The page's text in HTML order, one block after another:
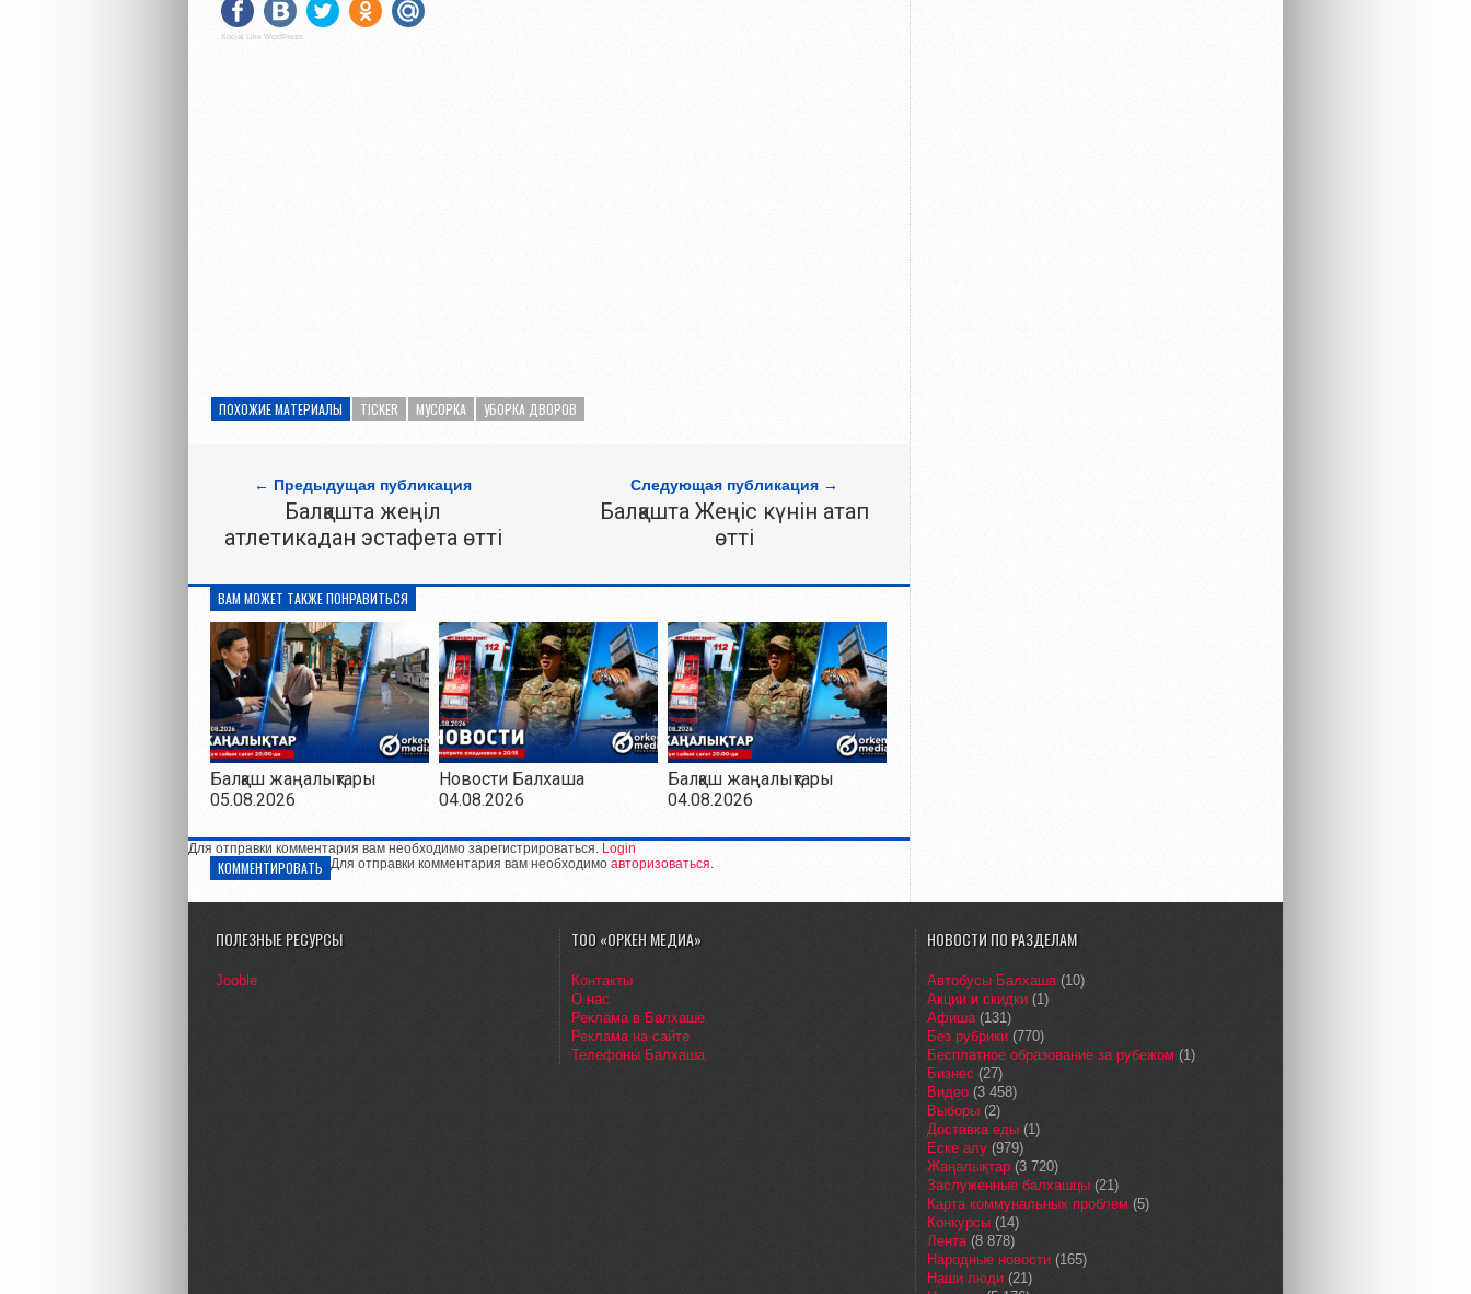
Social Like WordPress
ПОХОЖИЕ МАТЕРИАЛЫ TICKER МУСОРКА УБОРКА ДВОРОВ
← Предыдущая публикация
Балқашта жеңіл
атлетикадан эстафета өтті
Следующая публикация →
Балқашта Жеңіс күнін атап
өтті
ВАМ МОЖЕТ ТАКЖЕ ПОНРАВИТЬСЯ
Балқаш жаңалықтары
05.08.2026
Новости Балхаша
04.08.2026
Балқаш жаңалықтары
04.08.2026
Для отправки комментария вам необходимо зарегистрироваться. Login
КОММЕНТИРОВАТЬ Для отправки комментария вам необходимо авторизоваться.
ПОЛЕЗНЫЕ РЕСУРСЫ
Jooble
ТОО «ОРКЕН МЕДИА»
Контакты
О нас
Реклама в Балхаше
Реклама на сайте
Телефоны Балхаша
НОВОСТИ ПО РАЗДЕЛАМ
Автобусы Балхаша(10)
Акции и скидки (1)
Афиша(131)
Без рубрики (770)
Бесплатное образование за рубежом (1)
Бизнес (27)
Видео (3 458)
Выборы (2)
Доставка еды (1)
Еске алу (979)
Жаңалықтар (3 720)
Заслуженные балхашцы (21)
Карта коммунальных проблем (5)
Конкурсы (14)
Лента(8 878)
Народные новости (165)
Наши люди (21)